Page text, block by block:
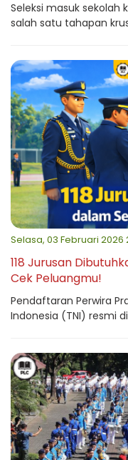
Seleksi masuk sekolah
salah satu tahapan
Selasa, 03 Februari 2026
118 Jurusan
Cek Peluangmu!
Pendaftaran Perwira
Indonesia (TNI) resmi